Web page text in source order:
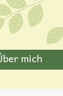
mich